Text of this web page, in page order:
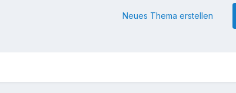
Neues Thema erstellen